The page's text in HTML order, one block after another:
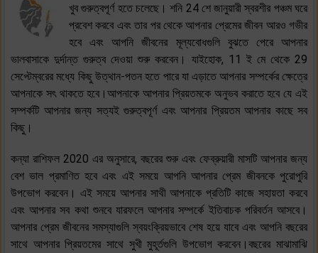
খুব গুরুত্বপূর্ণ হতে চলেছে। শনি 24 শে জানুয়ারী স্বরশীর পঞ্চম ঘরে
প্রবেশ করবে এবং তার পর থেকে আপনার প্রেমের জীবন আরও গভীর
হবে এবং আপনি জীবনের মূল্যবোধগুলি বুঝতে পেরে আপনার
ভালবাসাকে দুর্দান্ত গুরুত্ব দেওয়া শুরু করবেন। যাইহোক, 11 ই মে থেকে 29
সেপ্টেম্বরের মধ্যে কিছু উত্থান-পতন হতে পারে যা এড়াতে আপনার সম্পর্কের ক্ষেত্রে
আপনাকে সৎ থাকতে হবে।আপনাকে আপনার প্রিয়তমকে অনুভব করাতে হবে যে এই
সম্পর্কটি আপনার জন্য সত্যই গুরুত্বপূর্ণ এবং আপনার প্রিয়তম আপনার কাছে সব
কিছু।
কন্যা রাশিফল 2020 এর অনুসারে, বছরের শুরু এবং ফেব্রুয়ারী মাসটি আপনার জন্য
বেশ ভাল প্রমাণিত হবে এবং এই সময়ে আপনি আপনার প্রেম জীবনকে পুরোপুরি
উপভোগ করবেন। এই সময়ে আপনার সাথী আপনাকে প্রতিটি কাজে সহায়তা করবে
এবং আপনার সব কথা শুনবে যারফলে আপনার সম্পর্কে ইতিবাচক পরিবর্তন আসবে।
আপনার প্রেম জীবনের সমস্যাগুলি স্বয়ংক্রিয়ভাবে শেষ হয়ে যাবে এবং আপনি বছরের
সাথে আপনার প্রিয়তমের সাথে সুখী মুহূর্তগুলি উপভোগ করবেন।বছরের মাঝামাঝি